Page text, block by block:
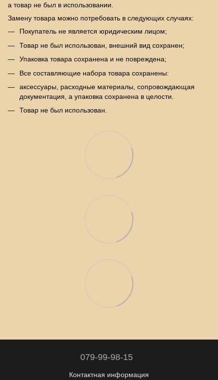
а товар не был в использовании.
Замену товара можно потребовать в следующих случаях:
Покупатель не является юридическим лицом;
Товар не был использован, внешний вид сохранен;
Упаковка товара сохранена и не повреждена;
Все составляющие набора товара сохранены:
аксессуары, расходные материалы, сопровождающая
документация, а упаковка сохранена в целости.
Товар не был использован.
079-99-98-15
Контактная информация